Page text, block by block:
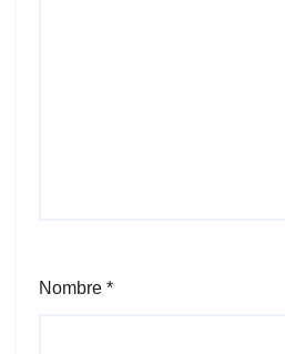
Nombre *